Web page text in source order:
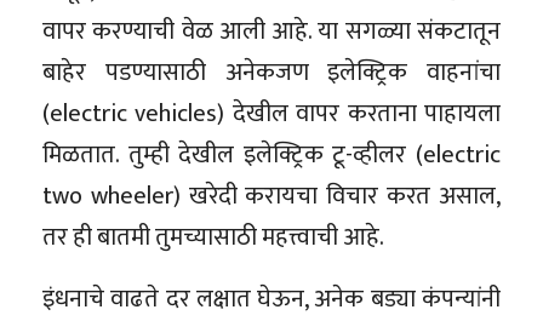
वापर करण्याची वेळ आली आहे. या सगळ्या संकटातून
बाहेर पडण्यासाठी अनेकजण इलेक्ट्रिक वाहनांचा
(electric vehicles) देखील वापर करताना पाहायला
मिळतात. तुम्ही देखील इलेक्ट्रिक टू-व्हीलर (electric
two wheeler) खरेदी करायचा विचार करत असाल,
तर ही बातमी तुमच्यासाठी महत्त्वाची आहे.
इंधनाचे वाढते दर लक्षात घेऊन, अनेक बड्या कंपन्यांनी